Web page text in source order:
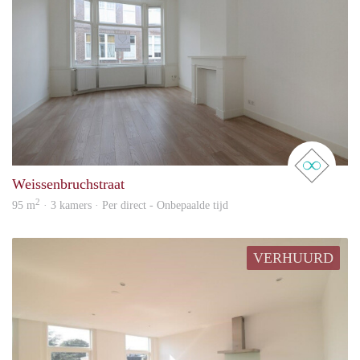
real
Weissenbruchstraat
95 m2 · 3 kamers · Per direct - Onbepaalde tijd
VERHUURD